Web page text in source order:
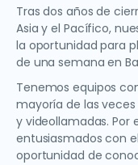
Tras dos años de
Asia y el Pacífico,
la oportunidad para
de una semana en
Tenemos equipos
mayoría de las
y videollamadas. Por
entusiasmados con
oportunidad de